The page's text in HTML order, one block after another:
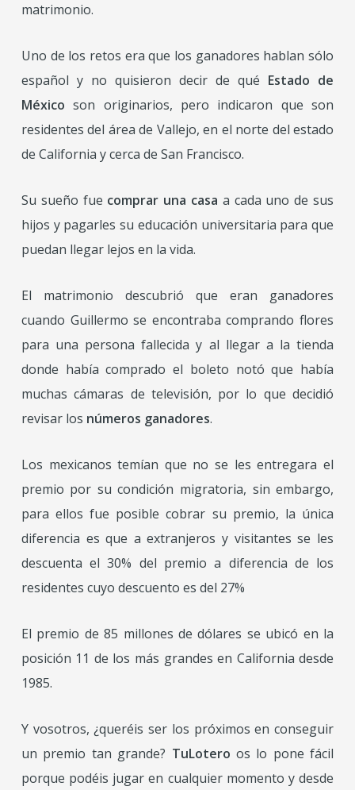
matrimonio.
Uno de los retos era que los ganadores hablan sólo
español y no quisieron decir de qué Estado de
México son originarios, pero indicaron que son
residentes del área de Vallejo, en el norte del estado
de California y cerca de San Francisco.
Su sueño fue comprar una casa a cada uno de sus
hijos y pagarles su educación universitaria para que
puedan llegar lejos en la vida.
El matrimonio descubrió que eran ganadores
cuando Guillermo se encontraba comprando flores
para una persona fallecida y al llegar a la tienda
donde había comprado el boleto notó que había
muchas cámaras de televisión, por lo que decidió
revisar los números ganadores.
Los mexicanos temían que no se les entregara el
premio por su condición migratoria, sin embargo,
para ellos fue posible cobrar su premio, la única
diferencia es que a extranjeros y visitantes se les
descuenta el 30% del premio a diferencia de los
residentes cuyo descuento es del 27%
El premio de 85 millones de dólares se ubicó en la
posición 11 de los más grandes en California desde
1985.
Y vosotros, ¿queréis ser los próximos en conseguir
un premio tan grande? TuLotero os lo pone fácil
porque podéis jugar en cualquier momento y desde